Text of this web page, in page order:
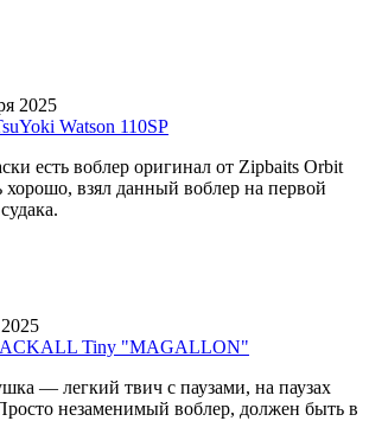
2025
Watson 110SP
есть воблер оригинал от Zipbaits Orbit
хорошо, взял данный воблер на первой
Tiny "MAGALLON"
— легкий твич с паузами, на паузах
незаменимый воблер, должен быть в